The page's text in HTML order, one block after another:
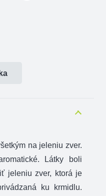
na jeleniu zver.
Látky boli
jeleniu zver, ktorá je
ku krmidlu.